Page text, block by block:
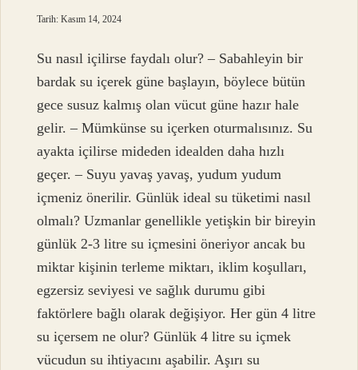
Tarih: Kasım 14, 2024
Su nasıl içilirse faydalı olur? – Sabahleyin bir
bardak su içerek güne başlayın, böylece bütün
gece susuz kalmış olan vücut güne hazır hale
gelir. – Mümkünse su içerken oturmalısınız. Su
ayakta içilirse mideden idealden daha hızlı
geçer. – Suyu yavaş yavaş, yudum yudum
içmeniz önerilir. Günlük ideal su tüketimi nasıl
olmalı? Uzmanlar genellikle yetişkin bir bireyin
günlük 2-3 litre su içmesini öneriyor ancak bu
miktar kişinin terleme miktarı, iklim koşulları,
egzersiz seviyesi ve sağlık durumu gibi
faktörlere bağlı olarak değişiyor. Her gün 4 litre
su içersem ne olur? Günlük 4 litre su içmek
vücudun su ihtiyacını aşabilir. Aşırı su